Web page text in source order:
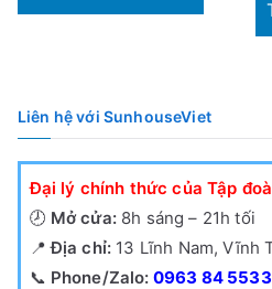
Liên hệ với SunhouseViet
Đại lý chính thức của Tập
🕗 Mở cửa:8h sáng – 21h tối
📍Địa chỉ: 13 Lĩnh Nam, Vĩnh
📞 Phone/Zalo: 0963 84 5533